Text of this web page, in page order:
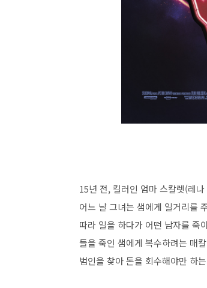
15년 전, 킬러인 엄마 스칼렛(레
어느 날 그녀는 샘에게 일거리를
따라 일을 하다가 어떤 남자를 죽
들을 죽인 샘에게 복수하려는 매
범인을 찾아 돈을 회수해야만 하